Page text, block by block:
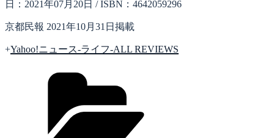
日：2021年07月20日 / ISBN：4642059296
京都民報 2021年10月31日掲載
+Yahoo!ニュース-ライフ-ALL REVIEWS